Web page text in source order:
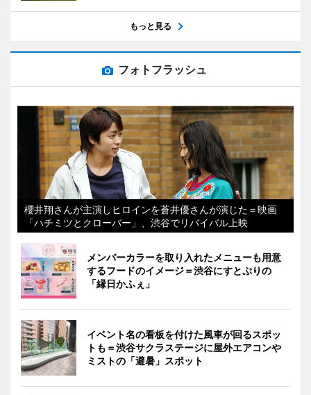
もっと見る
フォトフラッシュ
櫻井翔さんが主演しヒロインを蒼井優さんが演じた＝映画
「ハチミツとクローバー」、渋谷でリバイバル上映
メンバーカラーを取り入れたメニューも用意
するフードのイメージ＝渋谷にすとぷりの
「縁日かふぇ」
イベント名の看板を付けた風車が回るスポッ
トも＝渋谷サクラステージに屋外エアコンや
ミストの「避暑」スポット